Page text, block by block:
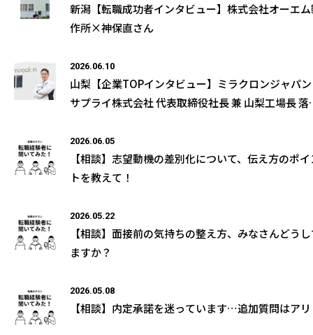
新潟【転職成功者インタビュー】株式会社オーエ
作所×神保直さん
2026.06.10
山梨【企業TOPインタビュー】ミラクロンジャパン
サプライ株式会社 代表取締役社長 兼 山梨工場長 落
2026.06.05
【相談】志望動機の差別化について、伝え方のポ
トを教えて！
2026.05.22
【相談】面接前の気持ちの整え方、みなさんどう
ますか？
2026.05.08
【相談】内定承諾を迷っています…追加質問はア